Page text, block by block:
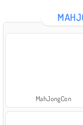
MahJongCon